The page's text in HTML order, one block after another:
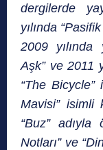
dergilerde
yılında
2009 yılında
Aşk” ve 2011
“The Bicycle”
Mavisi” isimli
“Buz” adıyla
Notları” ve